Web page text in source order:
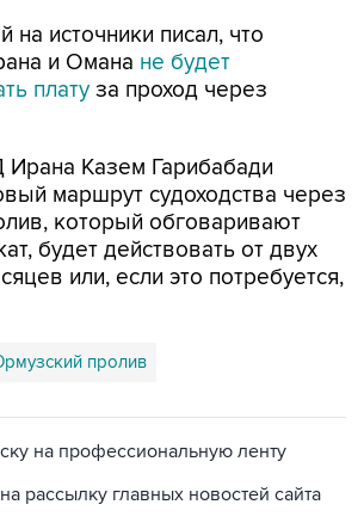
на источники писал, что
и Омана не будет
плату за проход через
Казем Гарибабади
маршрут судоходства через
который обговаривают
будет действовать от двух
или, если это потребуется,
пролив
на профессиональную ленту
рассылку главных новостей сайта